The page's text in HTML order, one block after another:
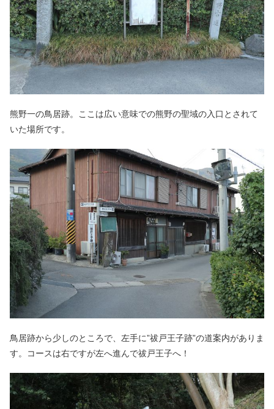
熊野一の鳥居跡。ここは広い意味での熊野の聖域の入口とされて
いた場所です。
鳥居跡から少しのところで、左手に”祓戸王子跡”の道案内がありま
す。コースは右ですが左へ進んで祓戸王子へ！